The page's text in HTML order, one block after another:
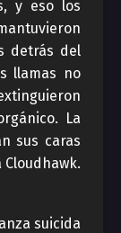
y eso los
detrás del
llamas no
La
sus caras
suicida